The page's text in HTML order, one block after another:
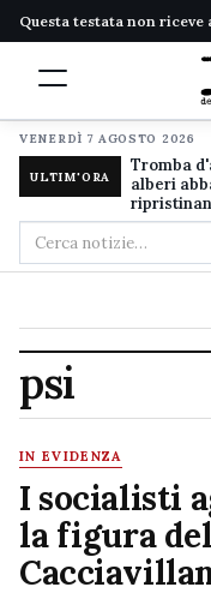
Questa testata non
VENERDÌ 7 AGOSTO 2026
ULTIM'ORA
Tromba
alberi
Cerca
nel
psi
IN EVIDENZA
I socialisti
la figura